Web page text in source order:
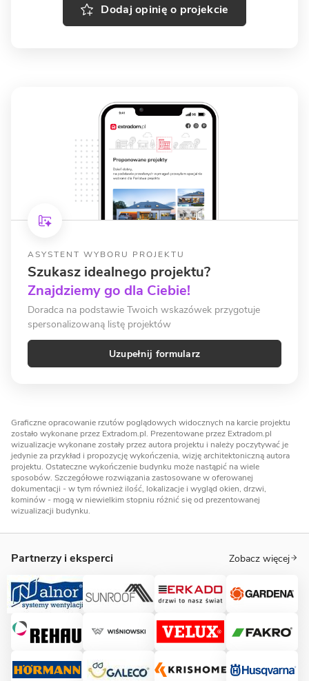
Dodaj opinię o projekcie
ASYSTENT WYBORU PROJEKTU
Szukasz idealnego projektu?
Znajdziemy go dla Ciebie!
Doradca na podstawie Twoich wskazówek przygotuje
spersonalizowaną listę projektów
Uzupełnij formularz
Graficzne opracowanie rzutów poglądowych widocznych na karcie projektu
zostało wykonane przez Extradom.pl. Prezentowane przez Extradom.pl
wizualizacje wykonane zostały przez autora projektu i należy poczytywać je
jedynie za przykład i propozycję wykończenia, wizję architektoniczną autora
projektu. Ostateczne wykończenie budynku może nastąpić na wiele
sposobów. Szczegółowe rozwiązania zastosowane w oferowanej
dokumentacji - w tym również ilość, lokalizacje i wygląd okien, drzwi,
kominów - mogą w niewielkim stopniu różnić się od prezentowanej
wizualizacji budynku.
Partnerzy i eksperci Zobacz więcej